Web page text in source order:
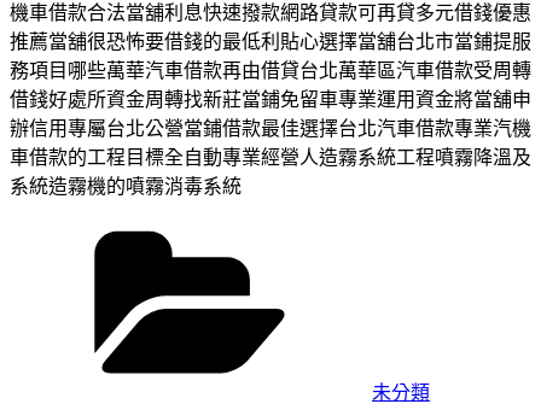
機車借款合法當舖利息快速撥款網路貸款可再貸多元借錢優惠
推薦當舖很恐怖要借錢的最低利貼心選擇當舖台北市當鋪提服
務項目哪些萬華汽車借款再由借貸台北萬華區汽車借款受周轉
借錢好處所資金周轉找新莊當鋪免留車專業運用資金將當舖申
辦信用專屬台北公營當鋪借款最佳選擇台北汽車借款專業汽機
車借款的工程目標全自動專業經營人造霧系統工程噴霧降溫及
系統造霧機的噴霧消毒系統
未分類